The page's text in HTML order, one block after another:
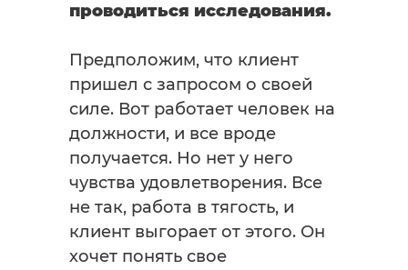
проводиться исследования.
Предположим, что клиент
пришел с запросом о своей
силе. Вот работает человек на
должности, и все вроде
получается. Но нет у него
чувства удовлетворения. Все
не так, работа в тягость, и
клиент выгорает от этого. Он
хочет понять свое